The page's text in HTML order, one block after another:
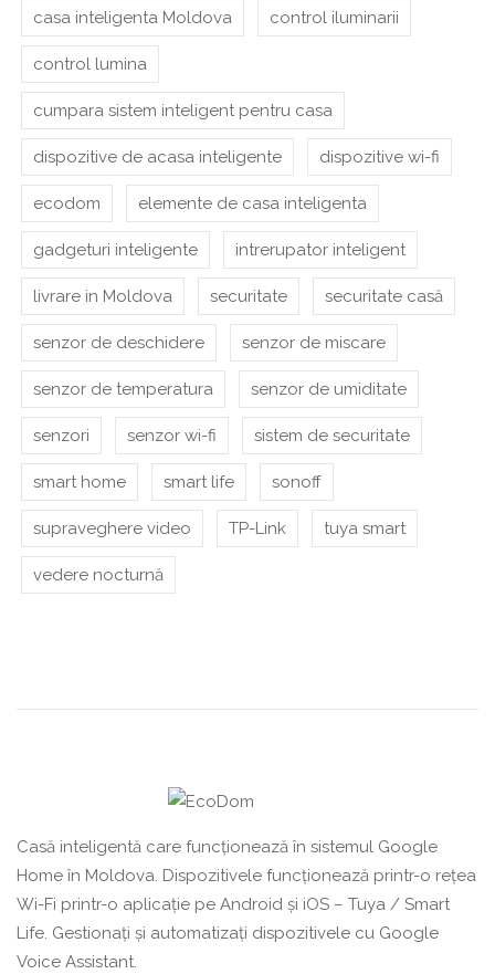
casa inteligenta Moldova control iluminarii
control lumina
cumpara sistem inteligent pentru casa
dispozitive de acasa inteligente dispozitive wi-fi
ecodom elemente de casa inteligenta
gadgeturi inteligente intrerupator inteligent
livrare in Moldova securitate securitate casă
senzor de deschidere senzor de miscare
senzor de temperatura senzor de umiditate
senzori senzor wi-fi sistem de securitate
smart home smart life sonoff
supraveghere video TP-Link tuya smart
vedere nocturnă
Casă inteligentă care funcționează în sistemul Google
Home în Moldova. Dispozitivele funcționează printr-o rețea
Wi-Fi printr-o aplicație pe Android și iOS – Tuya / Smart
Life. Gestionați și automatizați dispozitivele cu Google
Voice Assistant.